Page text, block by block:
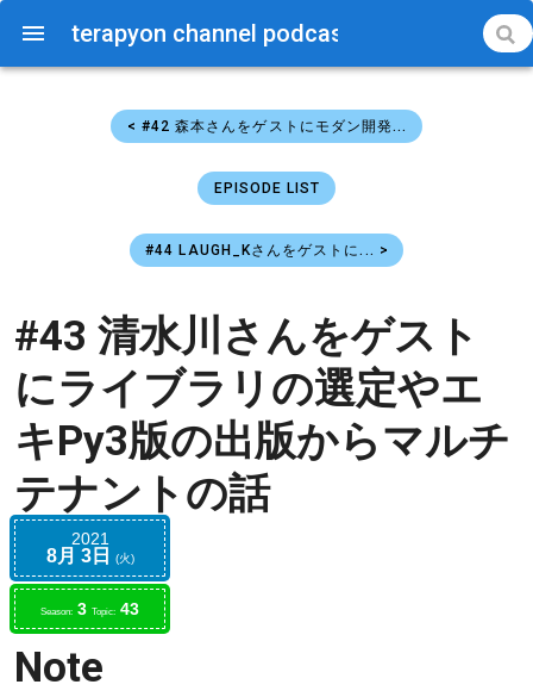
terapyon channel podcast
< #42 森本さんをゲストにモダン開発...
EPISODE LIST
#44 LAUGH_Kさんをゲストに... >
#43 清水川さんをゲスト
にライブラリの選定やエ
キPy3版の出版からマルチ
テナントの話
2021
8月 3日 火
Season: 3 Topic: 43
Note